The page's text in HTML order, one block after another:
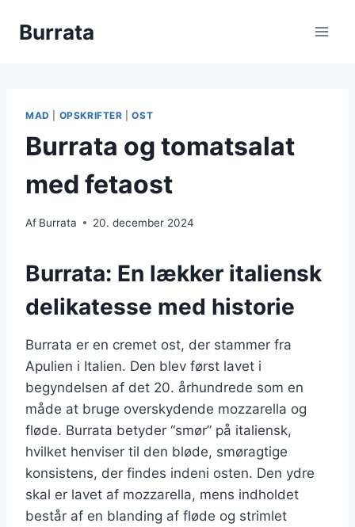
Burrata
MAD OPSKRIFTER |OST
Burrata og tomatsalat
med fetaost
Af Burrata 20. december 2024
Burrata: En lækker italiensk
delikatesse med historie
Burrata er en cremet ost, der stammer fra
Apulien i Italien. Den blev først lavet i
begyndelsen af det 20. århundrede som en
måde at bruge overskydende mozzarella og
fløde. Burrata betyder “smør” på italiensk,
hvilket henviser til den bløde, smøragtige
konsistens, der findes indeni osten. Den ydre
skal er lavet af mozzarella, mens indholdet
består af en blanding af fløde og strimlet